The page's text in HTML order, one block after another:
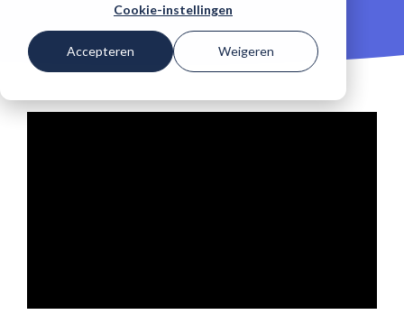
Cookie-instellingen
Accepteren Weigeren
Ga naar de
Community
Voorkom vroegtijdige uitstroom in de zorg
Demo
Ga naar de
Community